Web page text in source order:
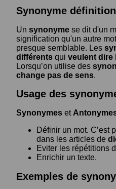
Synonyme définition
Un synonyme se dit d'un
signification qu'un autre
presque semblable. Les
différents qui veulent dire
Lorsqu’on utilise des
change pas de sens.
Usage des
Synonymes et
Définir un mot. C’est
dans les articles de
Eviter les répétitions
Enrichir un texte.
Exemples de